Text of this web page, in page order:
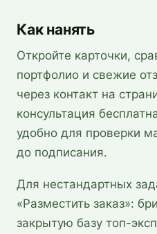
Как нанять
Откройте карточки,
портфолио и свежие
через контакт на
консультация
удобно для проверки
до подписания.
Для нестандартных
«Разместить заказ»:
закрытую базу топ-